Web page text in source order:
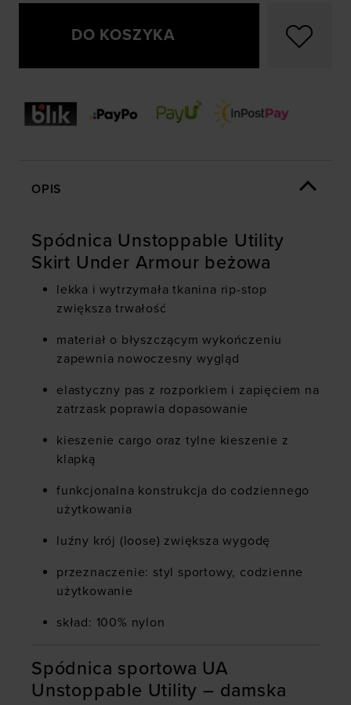
DO KOSZYKA
OPIS
Spódnica Unstoppable Utility
Skirt Under Armour beżowa
lekka i wytrzymała tkanina rip-stop
zwiększa trwałość
materiał o błyszczącym wykończeniu
zapewnia nowoczesny wygląd
elastyczny pas z rozporkiem i zapięciem na
zatrzask poprawia dopasowanie
kieszenie cargo oraz tylne kieszenie z
klapką
funkcjonalna konstrukcja do codziennego
użytkowania
luźny krój (loose) zwiększa wygodę
przeznaczenie: styl sportowy, codzienne
użytkowanie
skład: 100% nylon
Spódnica sportowa UA
Unstoppable Utility – damska